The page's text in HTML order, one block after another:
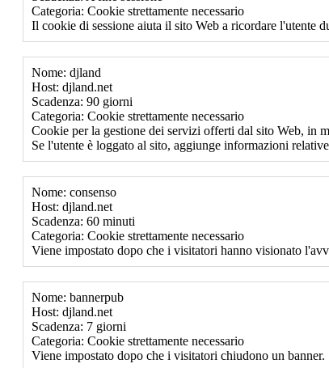
Categoria: Cookie strettamente necessario
Il cookie di sessione aiuta il sito Web a ricordare l'utente
Nome: djland
Host: djland.net
Scadenza: 90 giorni
Categoria: Cookie strettamente necessario
Cookie per la gestione dei servizi offerti dal sito Web, in
Se l'utente è loggato al sito, aggiunge informazioni
Nome: consenso
Host: djland.net
Scadenza: 60 minuti
Categoria: Cookie strettamente necessario
Viene impostato dopo che i visitatori hanno visionato
Nome: bannerpub
Host: djland.net
Scadenza: 7 giorni
Categoria: Cookie strettamente necessario
Viene impostato dopo che i visitatori chiudono un banner.